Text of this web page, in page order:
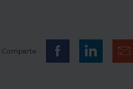
Comparte